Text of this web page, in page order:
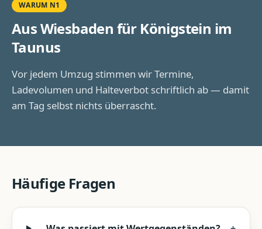
WARUM N1
Aus Wiesbaden für Königstein im
Taunus
Vor jedem Umzug stimmen wir Termine,
Ladevolumen und Halteverbot schriftlich ab — damit
am Tag selbst nichts überrascht.
Häufige Fragen